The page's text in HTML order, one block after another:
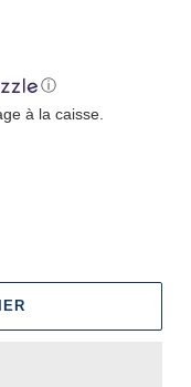
ⓘ
à la caisse.